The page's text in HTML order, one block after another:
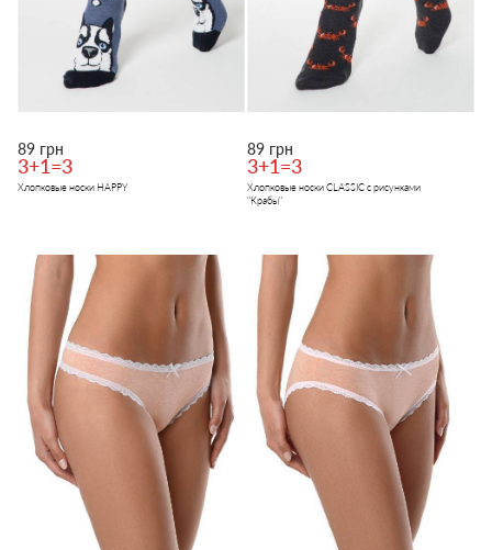
89 грн
3+1=3
Хлопковые носки HAPPY
89 грн
3+1=3
Хлопковые носки CLASSIC с рисунками
"Крабы"